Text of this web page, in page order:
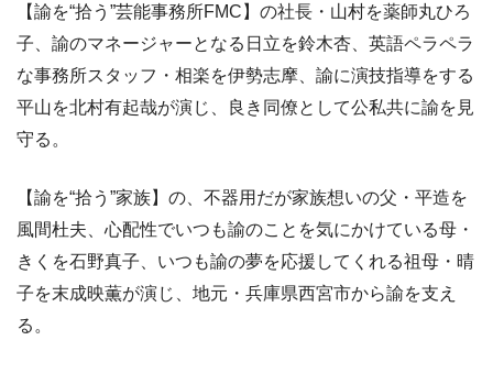
【諭を“拾う”芸能事務所FMC】の社長・山村を薬師丸ひろ
子、諭のマネージャーとなる日立を鈴木杏、英語ペラペラ
な事務所スタッフ・相楽を伊勢志摩、諭に演技指導をする
平山を北村有起哉が演じ、良き同僚として公私共に諭を見
守る。
【諭を“拾う”家族】の、不器用だが家族想いの父・平造を
風間杜夫、心配性でいつも諭のことを気にかけている母・
きくを石野真子、いつも諭の夢を応援してくれる祖母・晴
子を末成映薫が演じ、地元・兵庫県西宮市から諭を支え
る。